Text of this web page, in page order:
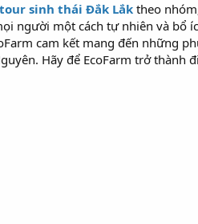
tour sinh thái Đắk Lắk theo
người một cách tự nhiên và bổ
cam kết mang đến những
Hãy để EcoFarm trở thành